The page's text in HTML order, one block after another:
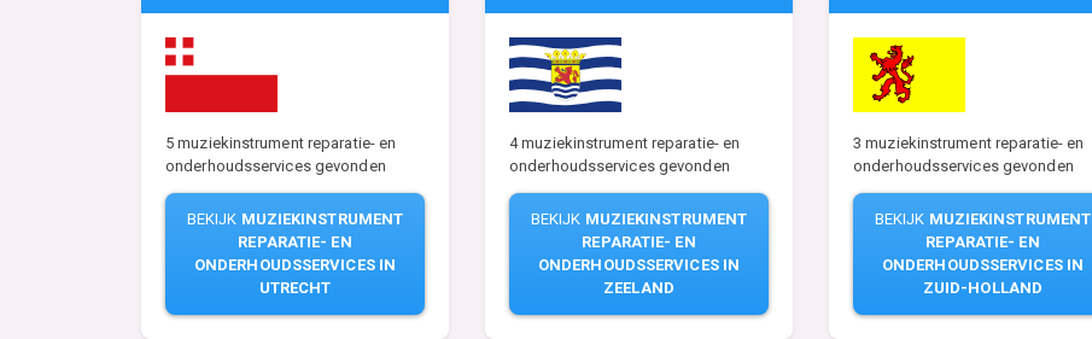
5 muziekinstrument reparatie- en
onderhoudsservices gevonden
BEKIJK MUZIEKINSTRUMENT
REPARATIE- EN
ONDERHOUDSSERVICES IN
UTRECHT
4 muziekinstrument reparatie- en
onderhoudsservices gevonden
BEKIJK MUZIEKINSTRUMENT
REPARATIE- EN
ONDERHOUDSSERVICES IN
ZEELAND
3 muziekinstrument reparatie- en
onderhoudsservices gevonden
BEKIJK MUZIEKINSTRUMENT
REPARATIE- EN
ONDERHOUDSSERVICES IN
ZUID-HOLLAND